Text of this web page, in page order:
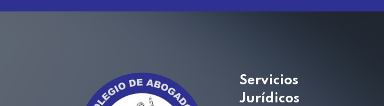
Servicios
Jurídicos